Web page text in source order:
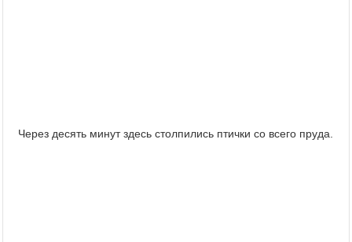
Через десять минут здесь столпились птички со всего пруда.